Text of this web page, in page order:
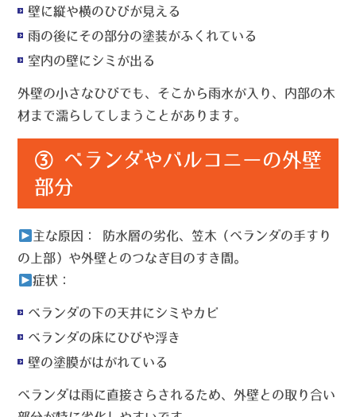
壁に縦や横のひびが見える
雨の後にその部分の塗装がふくれている
室内の壁にシミが出る
外壁の小さなひびでも、そこから雨水が入り、内部の木
材まで濡らしてしまうことがあります。
③ ベランダやバルコニーの外壁
部分
主な原因：
防水層の劣化、笠木（ベランダの手すり
の上部）や外壁とのつなぎ目のすき間。
症状：
ベランダの下の天井にシミやカビ
ベランダの床にひびや浮き
壁の塗膜がはがれている
ベランダは雨に直接さらされるため、外壁との取り合い